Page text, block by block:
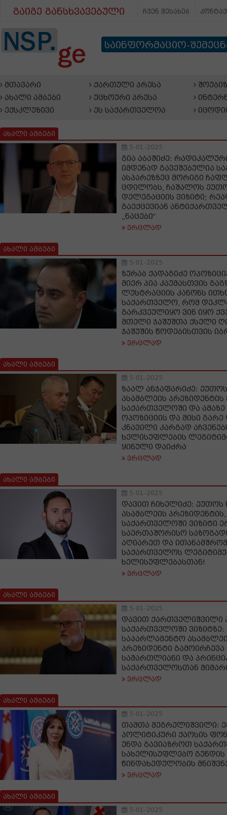
გაიგე განსხვავებული ჩვენ შესახებ
საინფორმაციო-
მთავარი
ახალი ამბები
ექსკლუზივი
ქართული პრესა
უცხოური პრესა
ეს საქართველოა
ახალი ამბები
5-01-2025
გია აბაშიძე:
იმდენად გავეშებულია
ასპარეზზეც მორიგი
ცდილობს, ჩაშალოს
დელეგაციის ვიზიტი;
გაექცევიან
„ნაცები“
ვრცლად
ახალი ამბები
5-01-2025
ზურაბ ქადაგიძე
მიერ პია კაუმასთვის
ლუსტრაციის კანონს
საქართველო, რომ
გარკვეულიყო ვინ იყო
მთელი ჯაშუშთა ქსელი
ჯაშუშის წოდებისთვის
ვრცლად
ახალი ამბები
5-01-2025
ზაალ ანჯაფარიძე:
ასამბლეის პრეზიდენტის
საქართველოში და
ოპოზიციის და მისი
კნავილი კარგად
ხელისუფლების
ყინული დაიძრა
ვრცლად
ახალი ამბები
5-01-2025
დავით ჩიხელიძე: ეუთოს
ასამბლეის პრეზიდენტის,
საქართველოში ვიზიტი
საერთაშორისო
აღიარეთ და
საქართველოს
ხელისუფლებასთან!
ვრცლად
ახალი ამბები
5-01-2025
დავით ქართველიშვილი
საქართველოში
საპარლამენტო
პრეზიდენტი
სამართლიანი და
საქართველოსთან
ვრცლად
ახალი ამბები
5-01-2025
თამთა მეგრელიშვილი:
პოლიტიკური ქაოსის
უნდა გავიაზროთ
სახელისუფლებო
წინდახედულობის
ვრცლად
ახალი ამბები
5-01-2025